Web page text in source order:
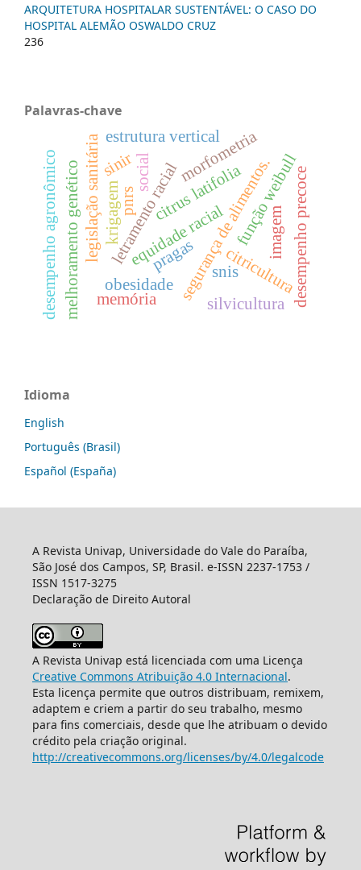
ARQUITETURA HOSPITALAR SUSTENTÁVEL: O CASO DO
HOSPITAL ALEMÃO OSWALDO CRUZ
236
Palavras-chave
equidade racial
letramento racialsegurança de alimentos.
legislação sanitária citrus latifolia
citriculturadesempenho precoce
melhoramento genético
desempenho agronômico pragas
morfometria
estrutura vertical
função weibull
silvicultura
obesidade
krigagempnrs
snis
sinir
memória
imagem
social
Idioma
English
Português (Brasil)
Español (España)
A Revista Univap, Universidade do Vale do Paraíba,
São José dos Campos, SP, Brasil. e-ISSN 2237-1753 /
ISSN 1517-3275
Declaração de Direito Autoral
A Revista Univap está licenciada com uma Licença
Creative Commons Atribuição 4.0 Internacional.
Esta licença permite que outros distribuam, remixem,
adaptem e criem a partir do seu trabalho, mesmo
para fins comerciais, desde que lhe atribuam o devido
crédito pela criação original.
http://creativecommons.org/licenses/by/4.0/legalcode